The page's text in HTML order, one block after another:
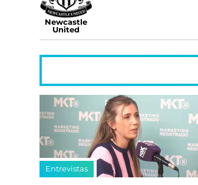
Newcastle
United
Entrevistas